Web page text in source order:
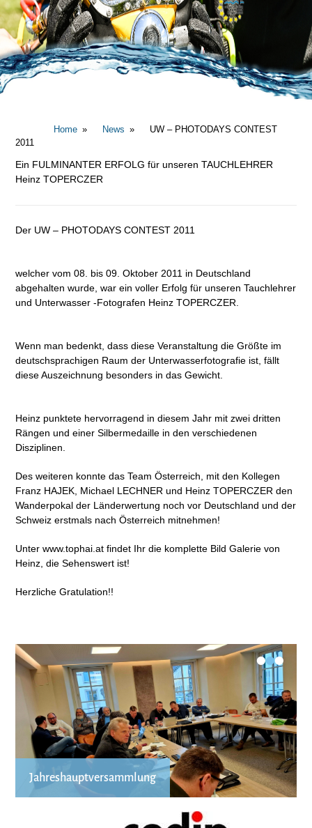
Home News
UW – PHOTODAYS CONTEST
2011
Ein FULMINANTER ERFOLG für unseren TAUCHLEHRER
Heinz TOPERCZER
Der UW – PHOTODAYS CONTEST 2011
welcher vom 08. bis 09. Oktober 2011 in Deutschland
abgehalten wurde, war ein voller Erfolg für unseren Tauchlehrer
und Unterwasser -Fotografen Heinz TOPERCZER.
Wenn man bedenkt, dass diese Veranstaltung die Größte im
deutschsprachigen Raum der Unterwasserfotografie ist, fällt
diese Auszeichnung besonders in das Gewicht.
Heinz punktete hervorragend in diesem Jahr mit zwei dritten
Rängen und einer Silbermedaille in den verschiedenen
Disziplinen.
Des weiteren konnte das Team Österreich, mit den Kollegen
Franz HAJEK, Michael LECHNER und Heinz TOPERCZER den
Wanderpokal der Länderwertung noch vor Deutschland und der
Schweiz erstmals nach Österreich mitnehmen!
Unter www.tophai.at findet Ihr die komplette Bild Galerie von
Heinz, die Sehenswert ist!
Herzliche Gratulation!!
•
•
•
Jahreshauptversammlung